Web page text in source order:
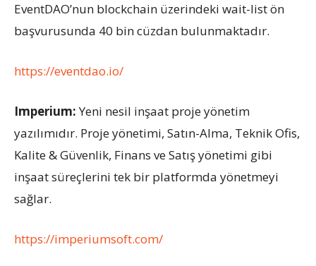
EventDAO’nun blockchain üzerindeki wait-list ön
başvurusunda 40 bin cüzdan bulunmaktadır.
https://eventdao.io/
Imperium:Yeni nesil inşaat proje yönetim
yazılımıdır. Proje yönetimi, Satın-Alma, Teknik Ofis,
Kalite & Güvenlik, Finans ve Satış yönetimi gibi
inşaat süreçlerini tek bir platformda yönetmeyi
sağlar.
https://imperiumsoft.com/